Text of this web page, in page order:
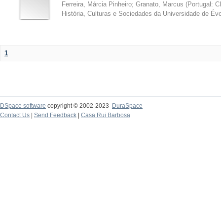
Ferreira, Márcia Pinheiro; Granato, Marcus (Portugal:
História, Culturas e Sociedades da Universidade de
1
DSpace software copyright © 2002-2023
DuraSpace
Contact Us
Send Feedback Casa Rui Barbosa